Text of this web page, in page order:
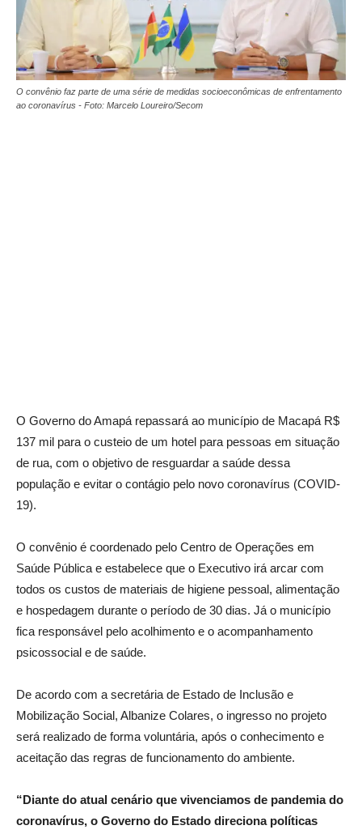
O convênio faz parte de uma série de medidas socioeconômicas de enfrentamento
ao coronavírus - Foto: Marcelo Loureiro/Secom
O Governo do Amapá repassará ao município de Macapá R$
137 mil para o custeio de um hotel para pessoas em situação
de rua, com o objetivo de resguardar a saúde dessa
população e evitar o contágio pelo novo coronavírus (COVID-
19).
O convênio é coordenado pelo Centro de Operações em
Saúde Pública e estabelece que o Executivo irá arcar com
todos os custos de materiais de higiene pessoal, alimentação
e hospedagem durante o período de 30 dias. Já o município
fica responsável pelo acolhimento e o acompanhamento
psicossocial e de saúde.
De acordo com a secretária de Estado de Inclusão e
Mobilização Social, Albanize Colares, o ingresso no projeto
será realizado de forma voluntária, após o conhecimento e
aceitação das regras de funcionamento do ambiente.
“Diante do atual cenário que vivenciamos de pandemia do
coronavírus, o Governo do Estado direciona políticas